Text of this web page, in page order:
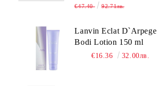
€47.40 92.71лв.
Lanvin Eclat D`Arpege
Bodi Lotion 150 ml
€16.36 32.00лв.